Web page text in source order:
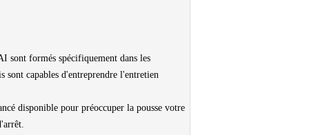
sont formés spécifiquement dans les
capables d'entreprendre l'entretien
disponible pour préoccuper la pousse votre